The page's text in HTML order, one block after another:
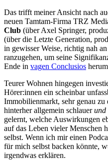
Das trifft meiner Ansicht nach
neuen Tamtam-Firma TRZ
Club (über Axel Springer,
(über die Letzte Generation,
in gewisser Weise, richtig nah
ranzugehen, um seine
Ende in vagen Conclusios
Teurer Wohnen hingegen
Hörer:innen ein scheinbar
Immobilienmarkt, sehr genau
hinterher allgemein schlauerund
gelernt, welche Auswirkungen
auf das Leben vieler Menschen
selbst. Wenn ich mir einen
für mich selbst backen könnte,
irgendwas erklären.